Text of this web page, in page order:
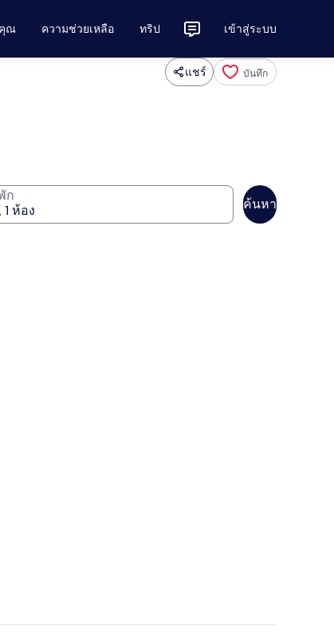
ณ ความช่วยเหลือ ทริป เข้าสู่ระบบ
แชร์ บันทึก
ก
ค้นหา